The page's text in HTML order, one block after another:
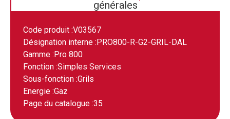
générales
Code produit :V03567
Désignation interne :PRO800-R-G2-GRIL-DAL
Gamme :Pro 800
Fonction :Simples Services
Sous-fonction :Grils
Energie :Gaz
Page du catalogue :35